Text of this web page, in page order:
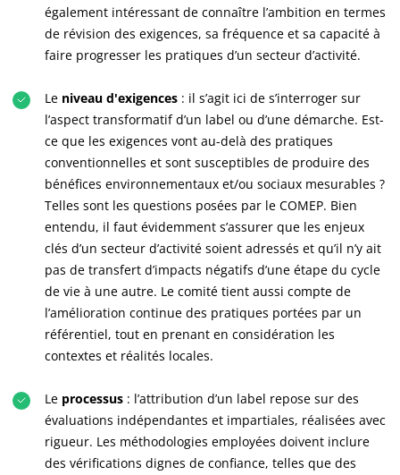
également intéressant de connaître l’ambition en termes
de révision des exigences, sa fréquence et sa capacité à
faire progresser les pratiques d’un secteur d’activité.
Le niveau d'exigences : il s’agit ici de s’interroger sur
l’aspect transformatif d’un label ou d’une démarche. Est-
ce que les exigences vont au-delà des pratiques
conventionnelles et sont susceptibles de produire des
bénéfices environnementaux et/ou sociaux mesurables ?
Telles sont les questions posées par le COMEP. Bien
entendu, il faut évidemment s’assurer que les enjeux
clés d’un secteur d’activité soient adressés et qu’il n’y ait
pas de transfert d’impacts négatifs d’une étape du cycle
de vie à une autre. Le comité tient aussi compte de
l’amélioration continue des pratiques portées par un
référentiel, tout en prenant en considération les
contextes et réalités locales.
Le processus : l’attribution d’un label repose sur des
évaluations indépendantes et impartiales, réalisées avec
rigueur. Les méthodologies employées doivent inclure
des vérifications dignes de confiance, telles que des